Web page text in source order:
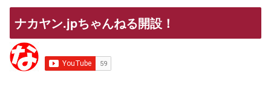
ナカヤン.jpちゃんねる開設！